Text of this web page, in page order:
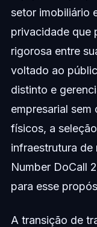
setor imobiliário
privacidade que
rigorosa entre
voltado ao
distinto e
empresarial
físicos, a
infraestrutura
Number DoCall
para esse
A transição de